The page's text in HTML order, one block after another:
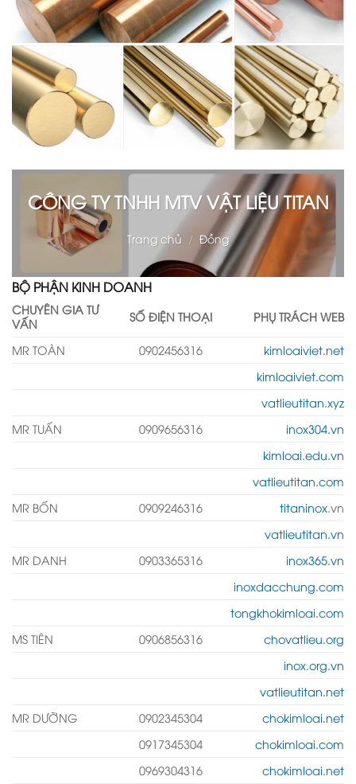
CÔNG TY TNHH MTV VẬT LIỆU TITAN
Trang chủ / Đồng
BỘ PHẬN KINH DOANH
CHUYÊN GIA TƯ
VẤN
SỐ ĐIỆN THOẠI PHỤ TRÁCH WEB
MR TOÀN 0902456316
kimloaiviet.net
kimloaiviet.com
vatlieutitan.xyz
MR TUẤN
0909656316
inox304.vn
kimloai.edu.vn
vatlieutitan.com
MR BỐN
0909246316 titaninox.vn
vatlieutitan.vn
MR DANH
0903365316
inox365.vn
inoxdacchung.com
tongkhokimloai.com
MS TIÊN
0906856316
chovatlieu.org
inox.org.vn
vatlieutitan.net
MR DƯỠNG
0902345304
chokimloai.net
0917345304
chokimloai.com
0969304316
chokimloai.net